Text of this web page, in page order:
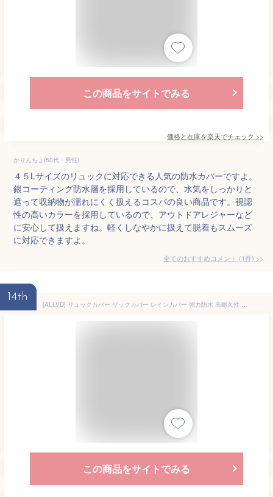
この商品をサイトでみる
価格と在庫を楽天でチェック >>
かりんちょ(50代・男性)
４５Lサイズのリュックに対応できる人気の防水カバーですよ。
銀コーティング防水層を採用しているので、水気をしっかりと
遮って収納物が濡れにくく扱えるコスパの良い商品です。視認
性の高いカラーを採用しているので、アウトドアレジャーなど
に安心して扱えますね。軽くしなやかに扱えて脱着もスムーズ
に対応できますよ。
全てのおすすめコメント (1件) >
14th
[ALLVD] リュックカバー ザックカバー レインカバー 強力防水 高耐久性 反射テープ 雨よけ 風飛び防止 夜間安全 盗難防止 アウトドア 通勤 通学 梅雨対策 防水カバー ザックカバー (ブラック,M(40-50))
この商品をサイトでみる